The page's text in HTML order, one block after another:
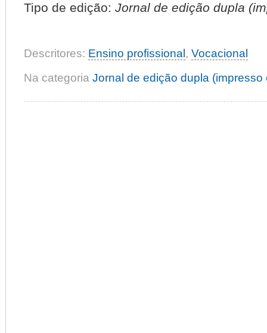
Tipo de edição: Jornal de edição dupla
Descritores: Ensino profissional , Vocacional
Na categoria Jornal de edição dupla (impresso